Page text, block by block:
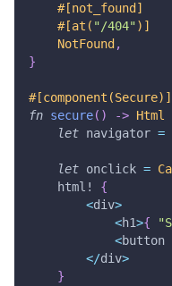
#[not_found]
#[at( "/404" )]
NotFound ,
}
#[component(Secure)]
fn secure( ) -> Html
let navigator =
let onclick =
html!
{
<div>
<h1>{
<button
</div>
}